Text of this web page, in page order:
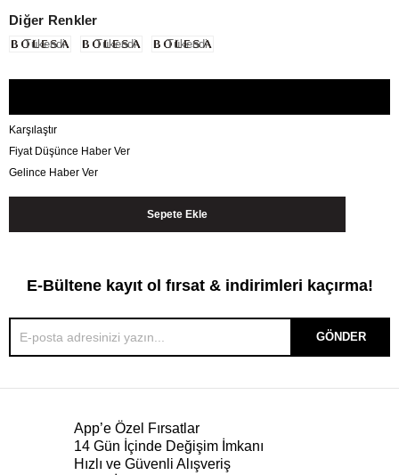
Diğer Renkler
Tükendi Tükendi Tükendi
Karşılaştır
Fiyat Düşünce Haber Ver
Gelince Haber Ver
E-Bültene kayıt ol fırsat & indirimleri kaçırma!
GÖNDER
App’e Özel Fırsatlar
14 Gün İçinde Değişim İmkanı
Hızlı ve Güvenli Alışveriş